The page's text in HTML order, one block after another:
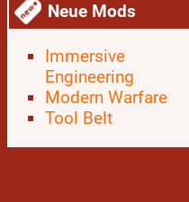
Neue Mods
Immersive
Engineering
Modern Warfare
Tool Belt